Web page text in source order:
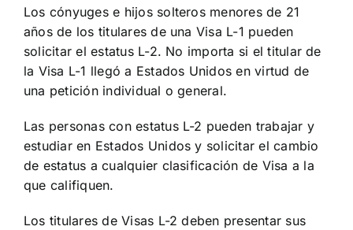
Los cónyuges e hijos solteros menores de 21
años de los titulares de una Visa L-1 pueden
solicitar el estatus L-2. No importa si el titular de
la Visa L-1 llegó a Estados Unidos en virtud de
una petición individual o general.
Las personas con estatus L-2 pueden trabajar y
estudiar en Estados Unidos y solicitar el cambio
de estatus a cualquier clasificación de Visa a la
que califiquen.
Los titulares de Visas L-2 deben presentar sus